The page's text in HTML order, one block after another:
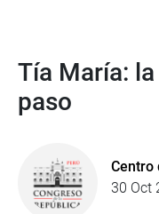
Tía María:
paso
Centro
30 Oct